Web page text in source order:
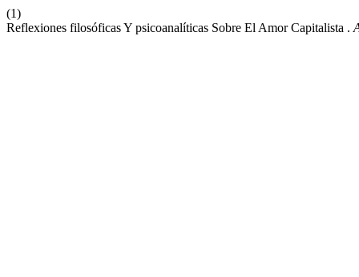
(1)
Reflexiones filosóficas Y psicoanalíticas Sobre El Amor Capitalista .